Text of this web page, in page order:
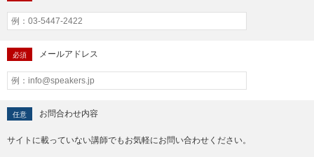
必須 メールアドレス
任意 お問合わせ内容
サイトに載っていない講師でもお気軽にお問い合わせください。